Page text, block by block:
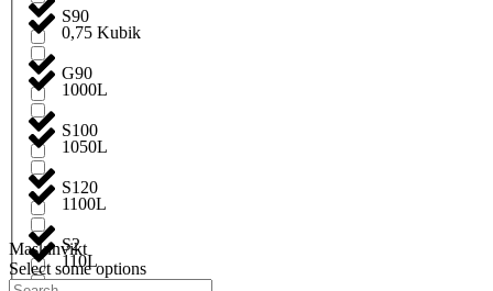
S90
G90
S100
S120
S2
0,75 Kubik
1000L
1050L
1100L
110L
Maskinvikt
Select some options